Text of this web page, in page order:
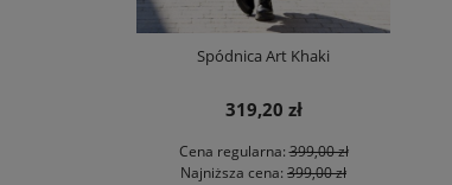
Spódnica Art Khaki
319,20 zł
Cena regularna:399,00 zł
Najniższa cena: 399,00 zł